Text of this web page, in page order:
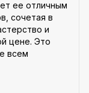
ее отличным
сочетая в
и
цене. Это
всем